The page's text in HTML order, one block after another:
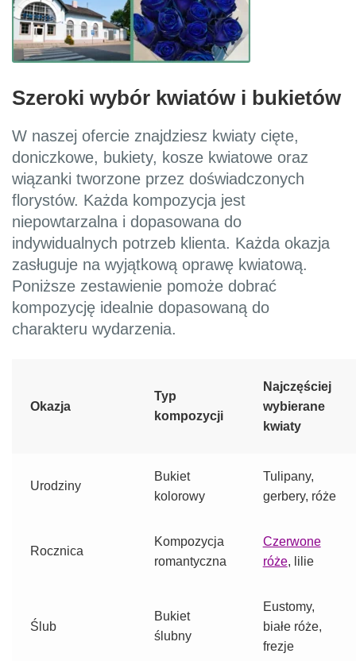
Szeroki wybór kwiatów i bukietów
W naszej ofercie znajdziesz kwiaty cięte,
doniczkowe, bukiety, kosze kwiatowe oraz
wiązanki tworzone przez doświadczonych
florystów. Każda kompozycja jest
niepowtarzalna i dopasowana do
indywidualnych potrzeb klienta. Każda okazja
zasługuje na wyjątkową oprawę kwiatową.
Poniższe zestawienie pomoże dobrać
kompozycję idealnie dopasowaną do
charakteru wydarzenia.
Okazja
Typ
kompozycji
Najczęściej
wybierane
kwiaty
Urodziny
Bukiet
kolorowy
Tulipany,
gerbery, róże
Rocznica
Kompozycja
romantyczna
Czerwone
róże, lilie
Ślub
Bukiet
ślubny
Eustomy,
białe róże,
frezje